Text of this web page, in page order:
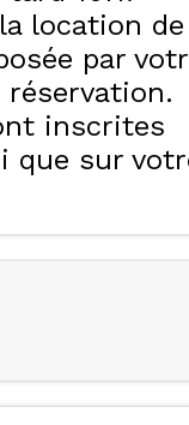
location de
par
réservation.
inscrites
que sur